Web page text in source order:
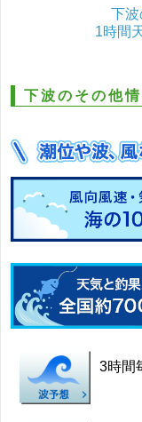
下波
1時間
下波のその他
3時間